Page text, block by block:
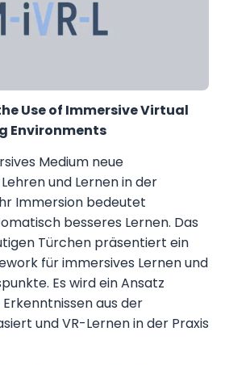
Use of Immersive Virtual
Environments
Medium neue
und Lernen in der
Immersion bedeutet
besseres Lernen. Das
Türchen präsentiert ein
für immersives Lernen und
Es wird ein Ansatz
aus der
und VR-Lernen in der Praxis